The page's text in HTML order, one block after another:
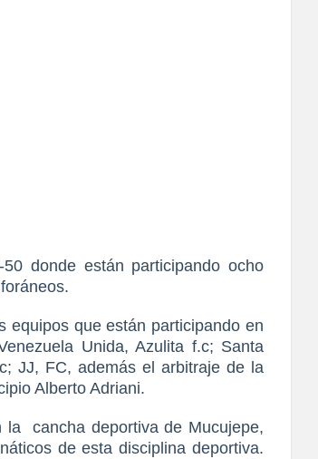
donde están participando ocho
equipos que están participando en
Unida, Azulita f.c; Santa
JJ, FC, además el arbitraje de la
Alberto Adriani.
la
cancha deportiva de Mucujepe,
de esta disciplina deportiva.